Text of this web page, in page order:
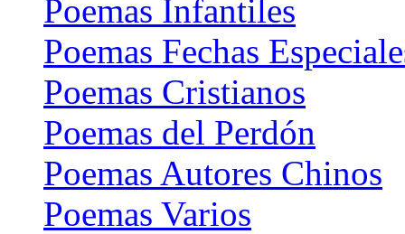
Poemas Infantiles
Poemas Fechas
Poemas Cristianos
Poemas del Perdón
Poemas Autores Chinos
Poemas Varios